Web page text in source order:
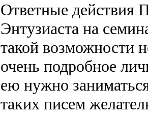
Ответные действия
Энтузиаста на
такой возможности
очень подробное
ею нужно
таких писем